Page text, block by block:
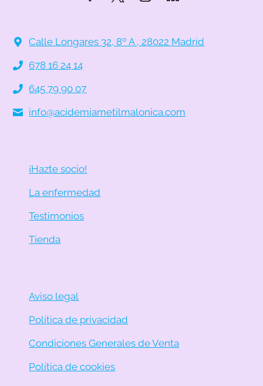
Calle Longares 32, 8º A , 28022 Madrid
678 16 24 14
645 79 90 07
info@acidemiametilmalonica.com
¡Hazte socio!
La enfermedad
Testimonios
Tienda
Aviso legal
Política de privacidad
Condiciones Generales de Venta
Política de cookies